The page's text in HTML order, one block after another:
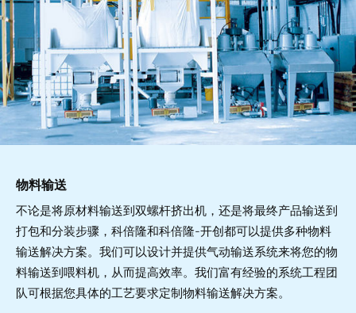
物料输送
不论是将原材料输送到双螺杆挤出机，还是将最终产品输送到
打包和分装步骤，科倍隆和科倍隆-开创都可以提供多种物料
输送解决方案。我们可以设计并提供气动输送系统来将您的物
料输送到喂料机，从而提高效率。我们富有经验的系统工程团
队可根据您具体的工艺要求定制物料输送解决方案。